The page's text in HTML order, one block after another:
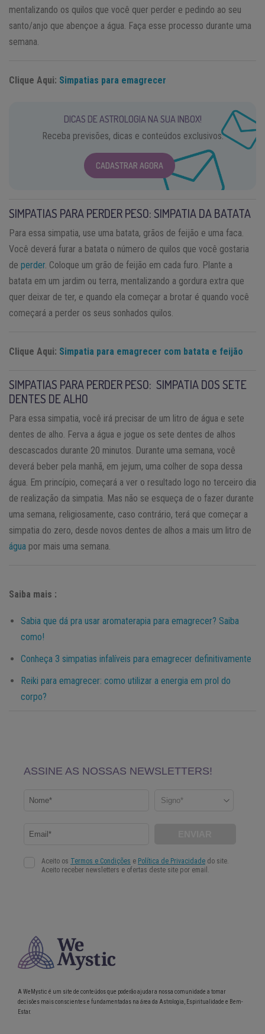
mentalizando os quilos que você quer perder e pedindo ao seu
santo/anjo que abençoe a água. Faça esse processo durante uma
semana.
Clique Aqui: Simpatias para emagrecer
DICAS DE ASTROLOGIA NA SUA INBOX!
Receba previsões, dicas e conteúdos exclusivos.
CADASTRAR AGORA
SIMPATIAS PARA PERDER PESO: SIMPATIA DA BATATA
Para essa simpatia, use uma batata, grãos de feijão e uma faca.
Você deverá furar a batata o número de quilos que você gostaria
de perder. Coloque um grão de feijão em cada furo. Plante a
batata em um jardim ou terra, mentalizando a gordura extra que
quer deixar de ter, e quando ela começar a brotar é quando você
começará a perder os seus sonhados quilos.
Clique Aqui: Simpatia para emagrecer com batata e feijão
SIMPATIAS PARA PERDER PESO: SIMPATIA DOS SETE
DENTES DE ALHO
Para essa simpatia, você irá precisar de um litro de água e sete
dentes de alho. Ferva a água e jogue os sete dentes de alhos
descascados durante 20 minutos. Durante uma semana, você
deverá beber pela manhã, em jejum, uma colher de sopa dessa
água. Em princípio, começará a ver o resultado logo no terceiro dia
de realização da simpatia. Mas não se esqueça de o fazer durante
uma semana, religiosamente, caso contrário, terá que começar a
simpatia do zero, desde novos dentes de alhos a mais um litro de
água por mais uma semana.
Saiba mais :
Sabia que dá pra usar aromaterapia para emagrecer? Saiba
como!
Conheça 3 simpatias infalíveis para emagrecer definitivamente
Reiki para emagrecer: como utilizar a energia em prol do
corpo?
A WeMystic é um site de conteúdos que poderão ajudar a nossa comunidade a tomar
decisões mais conscientes e fundamentadas na área da Astrologia, Espiritualidade e Bem-
Estar.